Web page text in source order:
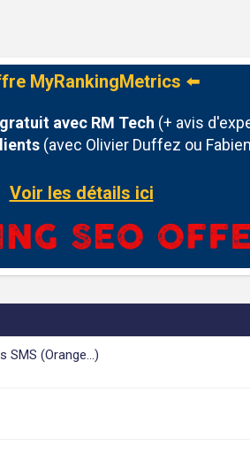
MyRankingMetrics ⬅️
avec RM Tech (+ avis
(avec Olivier Duffez ou
Voir les détails ici
(Orange...)